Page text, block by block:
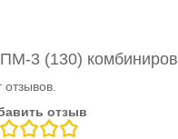
3 (130)
отзывов.
отзыв